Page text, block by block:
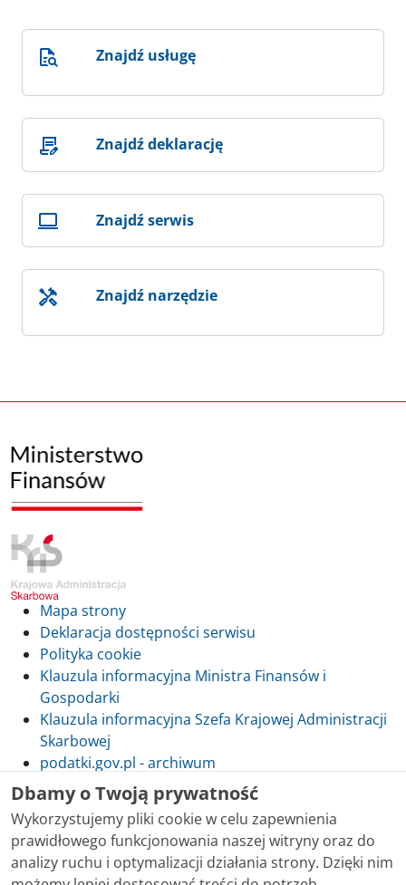
Znajdź usługę
Znajdź deklarację
Znajdź serwis
Znajdź narzędzie
Mapa strony
Deklaracja dostępności serwisu
Polityka cookie
Klauzula informacyjna Ministra Finansów i
Gospodarki
Klauzula informacyjna Szefa Krajowej Administracji
Skarbowej
podatki.gov.pl - archiwum
Skontaktuj się z nami
Dbamy o Twoją prywatność
Wykorzystujemy pliki cookie w celu zapewnienia
prawidłowego funkcjonowania naszej witryny oraz do
analizy ruchu i optymalizacji działania strony. Dzięki nim